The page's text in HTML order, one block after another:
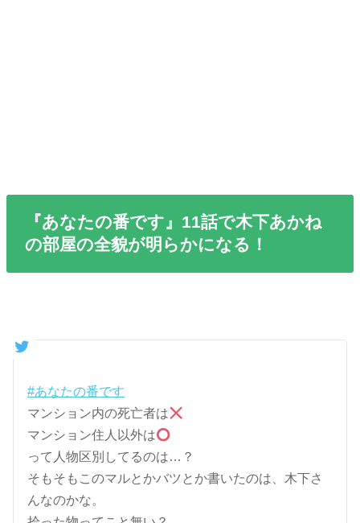
『あなたの番です』11話で木下あかね
の部屋の全貌が明らかになる！
#あなたの番です
マンション内の死亡者は
マンション住人以外は
って人物区別してるのは…？
そもそもこのマルとかバツとか書いたのは、木下さ
んなのかな。